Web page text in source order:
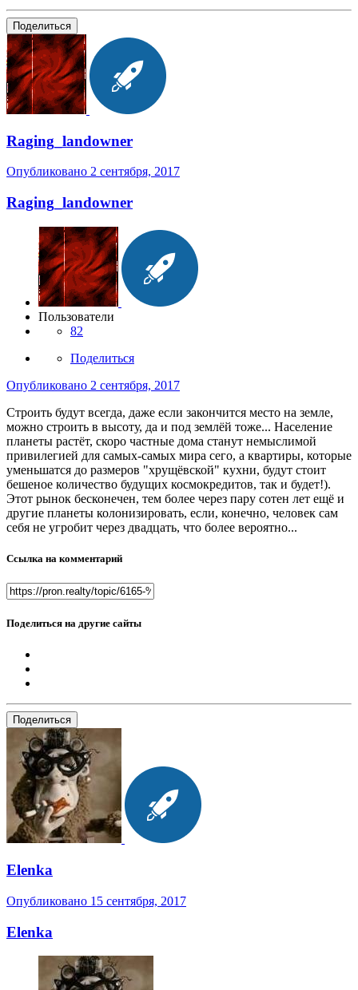
Поделиться
Raging_landowner
Опубликовано 2 сентября, 2017
Raging_landowner
Пользователи
82
Поделиться
Опубликовано 2 сентября, 2017
Строить будут всегда, даже если закончится место на земле,
можно строить в высоту, да и под землёй тоже... Население
планеты растёт, скоро частные дома станут немыслимой
привилегией для самых-самых мира сего, а квартиры, которые
уменьшатся до размеров "хрущёвской" кухни, будут стоит
бешеное количество будущих космокредитов, так и будет!).
Этот рынок бесконечен, тем более через пару сотен лет ещё и
другие планеты колонизировать, если, конечно, человек сам
себя не угробит через двадцать, что более вероятно...
Ссылка на комментарий
Поделиться на другие сайты
Поделиться
Elenka
Опубликовано 15 сентября, 2017
Elenka